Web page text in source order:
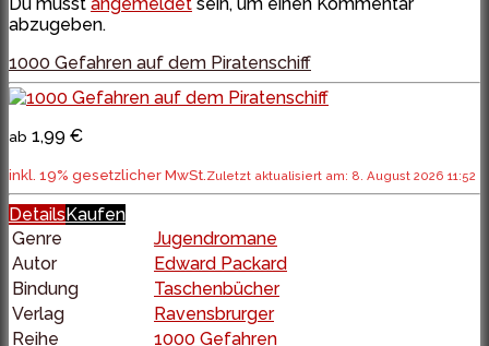
Du musst angemeldet sein, um einen Kommentar
abzugeben.
1000 Gefahren auf dem Piratenschiff
ab 1,99 €
inkl. 19% gesetzlicher MwSt.Zuletzt aktualisiert am: 8. August 2026 11:52
Details Kaufen
Genre
Jugendromane
Autor
Edward Packard
Bindung
Taschenbücher
Verlag
Ravensbrurger
Reihe
1000 Gefahren